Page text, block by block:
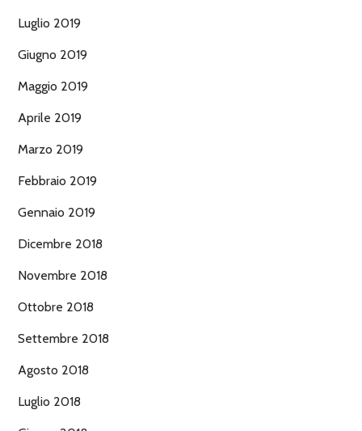
Luglio 2019
Giugno 2019
Maggio 2019
Aprile 2019
Marzo 2019
Febbraio 2019
Gennaio 2019
Dicembre 2018
Novembre 2018
Ottobre 2018
Settembre 2018
Agosto 2018
Luglio 2018